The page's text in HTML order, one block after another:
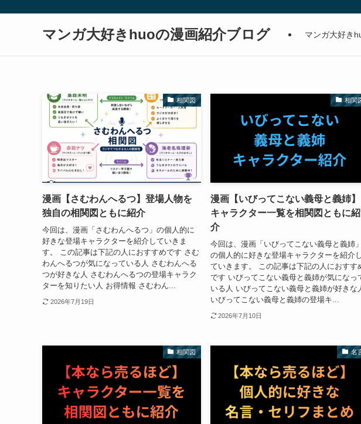
マンガ大好きhuoの漫画紹介ブログ マンガ大好き
相関図
漫画【さむわんへるつ】登場人物を
独自の相関図ともに紹介
今回は、漫画「さむわんへるつ」の個人的に
好きな登場キャラクターを紹介していきま
す。 この記事は下記の人におすすめです さむ
わんへるつが気になっている人 さむわんへる
つが好きな人 さむわんへるつの登場キャラク
ターを知りたい人 お得情報 さむわん...
2026年7月19日
相関
漫画【いびってこない義母と義姉】
キャラクター一覧を相関図ともに紹
介
今回は、漫画「いびってこない義母と義姉」
の個人的に好きな登場キャラクターを紹介し
ていきます。 この記事は下記の人におすす
です いびってこない義母と義姉が気になっ
いる人 いびってこない義母と義姉が好きな
いびってこない義母と義姉の登場キ...
2026年7月10日
相関図 名